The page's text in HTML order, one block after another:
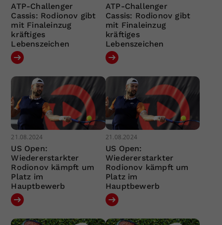
ATP-Challenger
Cassis: Rodionov gibt
mit Finaleinzug
kräftiges
Lebenszeichen
ATP-Challenger
Cassis: Rodionov gibt
mit Finaleinzug
kräftiges
Lebenszeichen
21.08.2024
US Open:
Wiedererstarkter
Rodionov kämpft um
Platz im
Hauptbewerb
21.08.2024
US Open:
Wiedererstarkter
Rodionov kämpft um
Platz im
Hauptbewerb